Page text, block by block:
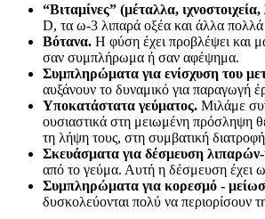
“Βιταμίνες” (μέταλλα,
D, τα ω-3 λιπαρά οξέα και άλλα πολλά
Βότανα. Η φύση έχει προβλέψει και
σαν συμπλήρωμα ή σαν αφέψημα.
Συμπληρώματα για ενίσχυση του
αυξάνουν το δυναμικό για παραγωγή
Υποκατάστατα γεύματος. Μιλάμε
ουσιαστικά στη μειωμένη πρόσληψη
τη λήψη τους, στη συμβατική
Σκευάσματα για δέσμευση
από το γεύμα. Αυτή η δέσμευση έχει
Συμπληρώματα για κορεσμό -
δυσκολεύονται πολύ να περιορίσουν